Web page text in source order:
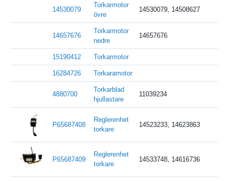
14530079
Torkarmotor
övre
14530079, 14508627
14657676
Torkarmotor
nedre
14657676
15190412 Torkarmotor
16284726 Torkaramotor
4880700
Torkarblad
hjullastare
11039234
P65687408
Reglerenhet
torkare
14523233, 14623863
P65687409
Reglerenhet
torkare
14533748, 14616736